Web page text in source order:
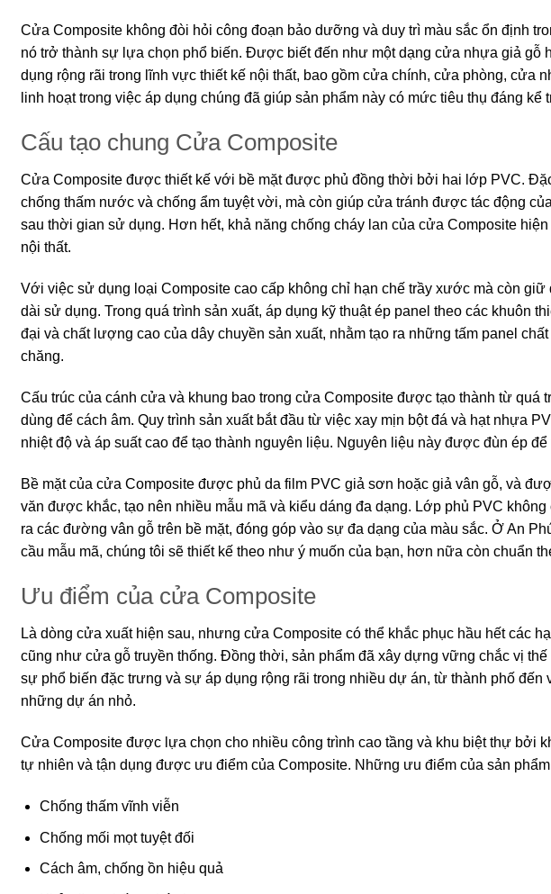
Cửa Composite không đòi hỏi công đoạn bảo dưỡng và duy trì màu sắc ổn định
nó trở thành sự lựa chọn phổ biến. Được biết đến như một dạng cửa nhựa giả gỗ
dụng rộng rãi trong lĩnh vực thiết kế nội thất, bao gồm cửa chính, cửa phòng, cửa
linh hoạt trong việc áp dụng chúng đã giúp sản phẩm này có mức tiêu thụ đáng kể
Cấu tạo chung Cửa Composite
Cửa Composite được thiết kế với bề mặt được phủ đồng thời bởi hai lớp PVC.
chống thấm nước và chống ẩm tuyệt vời, mà còn giúp cửa tránh được tác động
sau thời gian sử dụng. Hơn hết, khả năng chống cháy lan của cửa Composite
nội thất.
Với việc sử dụng loại Composite cao cấp không chỉ hạn chế trầy xước mà còn
dài sử dụng. Trong quá trình sản xuất, áp dụng kỹ thuật ép panel theo các khuôn
đại và chất lượng cao của dây chuyền sản xuất, nhằm tạo ra những tấm panel
chăng.
Cấu trúc của cánh cửa và khung bao trong cửa Composite được tạo thành từ quá
dùng để cách âm. Quy trình sản xuất bắt đầu từ việc xay mịn bột đá và hạt nhựa
nhiệt độ và áp suất cao để tạo thành nguyên liệu. Nguyên liệu này được đùn ép
Bề mặt của cửa Composite được phủ da film PVC giả sơn hoặc giả vân gỗ, và
văn được khắc, tạo nên nhiều mẫu mã và kiểu dáng đa dạng. Lớp phủ PVC
ra các đường vân gỗ trên bề mặt, đóng góp vào sự đa dạng của màu sắc. Ở An
cầu mẫu mã, chúng tôi sẽ thiết kế theo như ý muốn của bạn, hơn nữa còn chuẩn
Ưu điểm của cửa Composite
Là dòng cửa xuất hiện sau, nhưng cửa Composite có thể khắc phục hầu hết các
cũng như cửa gỗ truyền thống. Đồng thời, sản phẩm đã xây dựng vững chắc vị
sự phổ biến đặc trưng và sự áp dụng rộng rãi trong nhiều dự án, từ thành phố đến
những dự án nhỏ.
Cửa Composite được lựa chọn cho nhiều công trình cao tầng và khu biệt thự bởi
tự nhiên và tận dụng được ưu điểm của Composite. Những ưu điểm của sản
Chống thấm vĩnh viễn
Chống mối mọt tuyệt đối
Cách âm, chống ồn hiệu quả